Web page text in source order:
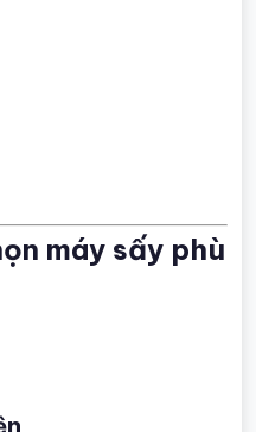
máy sấy phù